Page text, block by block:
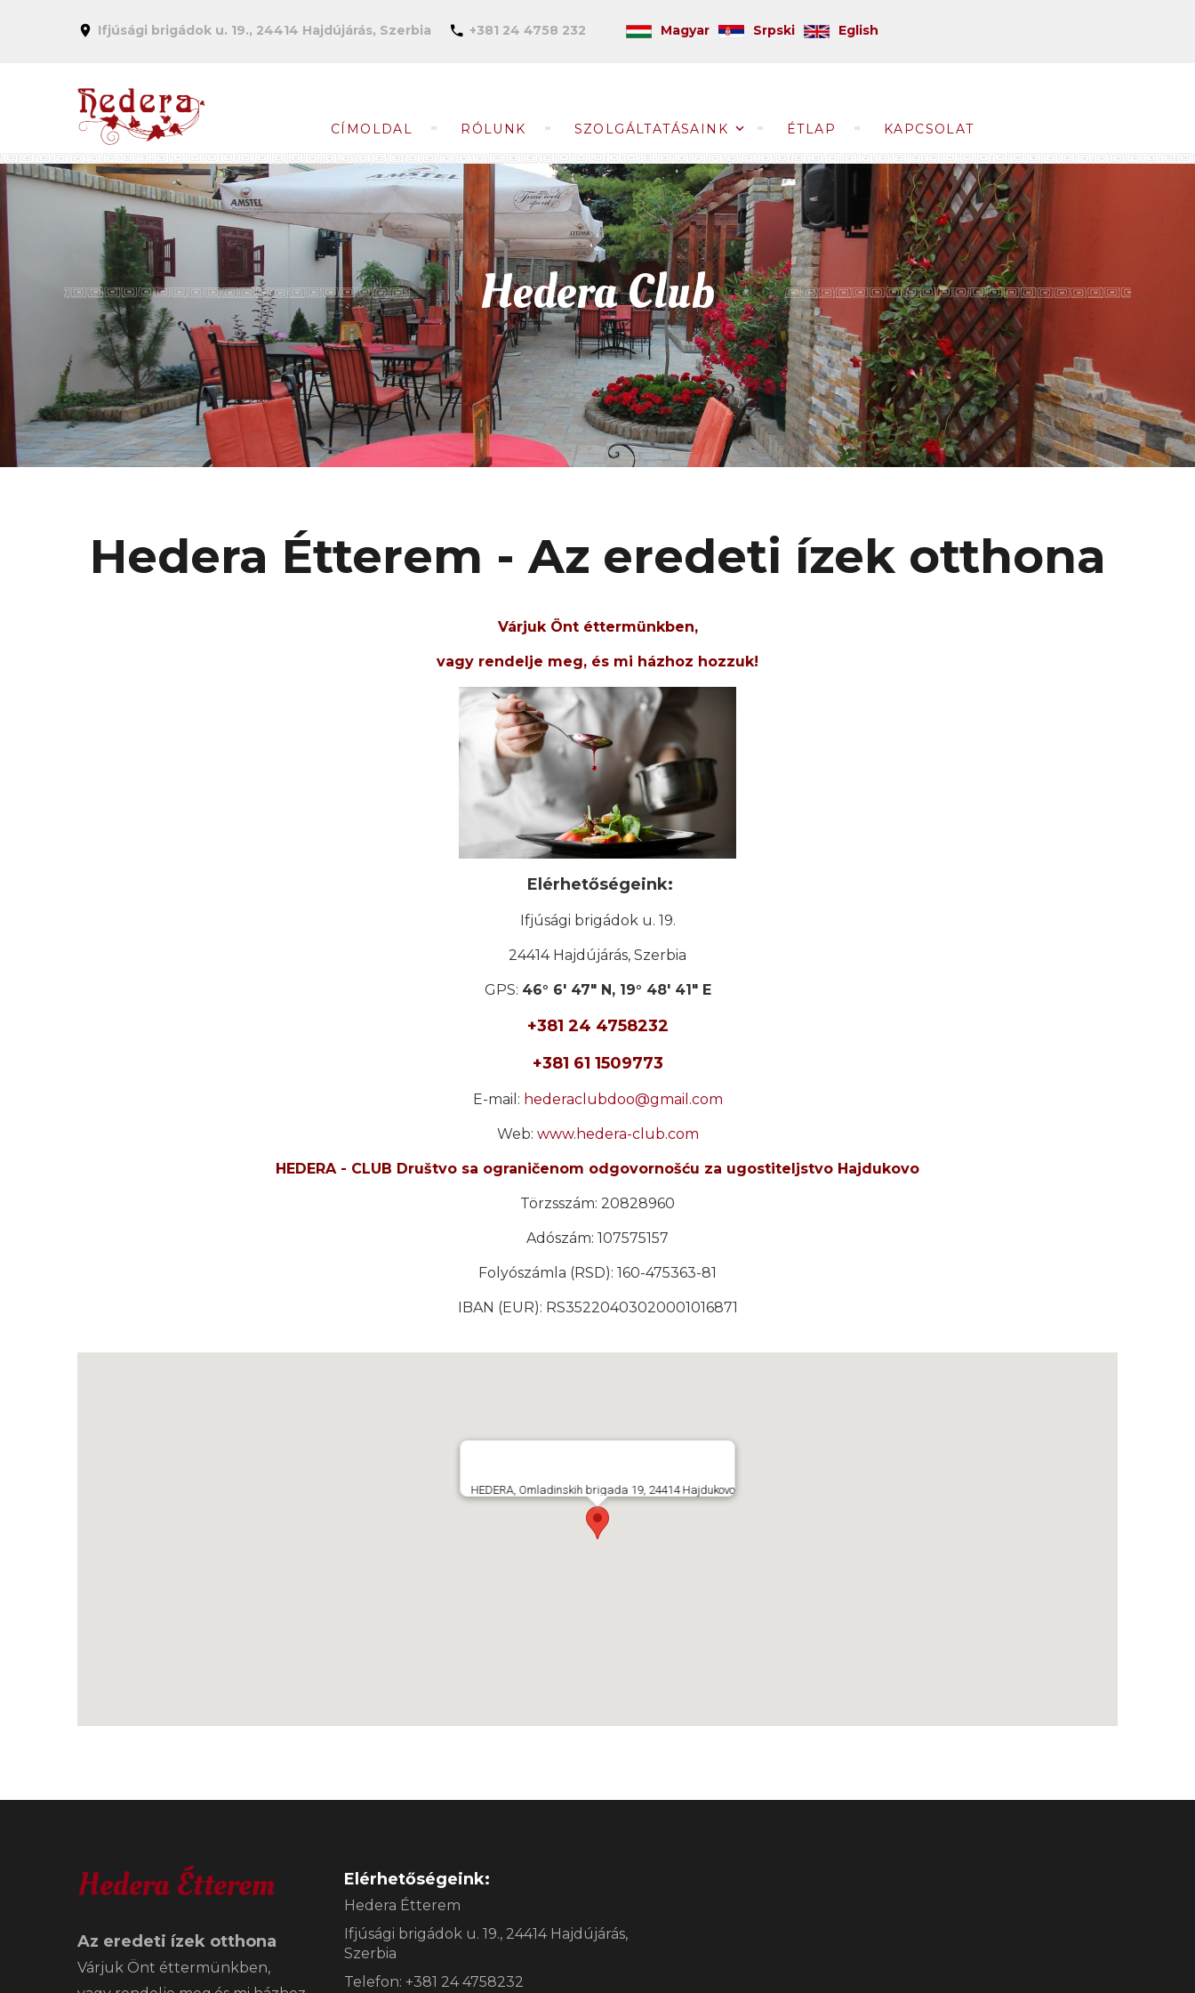
Ifjúsági brigádok u. 19., 24414 Hajdújárás, Szerbia +381 24 4758 232 Magyar Srpski Eglish
CÍMOLDAL RÓLUNK SZOLGÁLTATÁSAINK ÉTLAP KAPCSOLAT
Hedera Club
Hedera Étterem - Az eredeti ízek otthona
Várjuk Önt éttermünkben,
vagy rendelje meg, és mi házhoz hozzuk!
Elérhetőségeink:
Ifjúsági brigádok u. 19.
24414 Hajdújárás, Szerbia
GPS: 46° 6' 47" N, 19° 48' 41" E
+381 24 4758232
+381 61 1509773
E-mail: hederaclubdoo@gmail.com
Web: www.hedera-club.com
HEDERA - CLUB Društvo sa ograničenom odgovornošću za ugostiteljstvo Hajdukovo
Törzsszám: 20828960
Adószám: 107575157
Folyószámla (RSD): 160-475363-81
IBAN (EUR): RS35220403020001016871
HEDERA, Omladinskih brigada 19, 24414 Hajdukovo
Hedera Étterem
Az eredeti ízek otthona
Várjuk Önt éttermünkben,
Elérhetőségeink:
Hedera Étterem
Ifjúsági brigádok u. 19., 24414 Hajdújárás,
Szerbia
Telefon: +381 24 4758232